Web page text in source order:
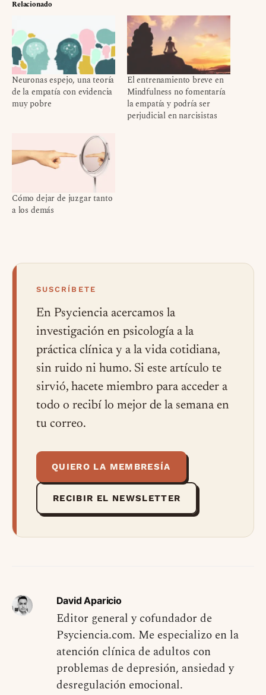
Relacionado
Neuronas espejo, una teoría
de la empatía con evidencia
muy pobre
El entrenamiento breve en
Mindfulness no fomentaría
la empatía y podría ser
perjudicial en narcisistas
Cómo dejar de juzgar tanto
a los demás
SUSCRÍBETE
En Psyciencia acercamos la
investigación en psicología a la
práctica clínica y a la vida cotidiana,
sin ruido ni humo. Si este artículo te
sirvió, hacete miembro para acceder a
todo o recibí lo mejor de la semana en
tu correo.
QUIERO LA MEMBRESÍA
RECIBIR EL NEWSLETTER
David Aparicio
Editor general y cofundador de
Psyciencia.com. Me especializo en la
atención clínica de adultos con
problemas de depresión, ansiedad y
desregulación emocional.